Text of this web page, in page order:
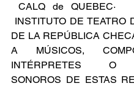
CALQ de QUEBEC·
INSTITUTO DE TEATRO
DE LA REPÚBLICA
A MÚSICOS,
INTÉRPRETES O
SONOROS DE ESTAS